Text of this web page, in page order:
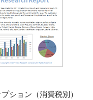
ション（消費税別）